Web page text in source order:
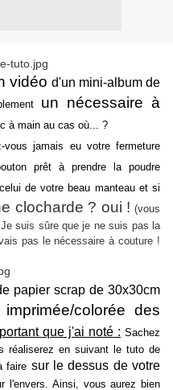
vidéo d'un mini-album de
un nécessaire à
à main au cas où... ?
vous jamais eu votre fermeture
prêt à prendre la poudre
de votre beau manteau et si
clocharde ? oui ! (vous
suis sûre que je ne suis pas la
pas le nécessaire à couture !
papier scrap de 30x30cm
imprimée/colorée des
que j'ai noté : Sachez
réaliserez en suivant le tuto de
faire sur le dessus de votre
l'envers. Ainsi, vous aurez bien